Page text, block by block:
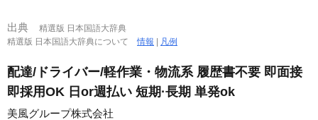
出典
精選版 日本国語大辞典
精選版 日本国語大辞典について情報 | 凡例
配達/ドライバー/軽作業・物流系 履歴書不要 即面接
即採用OK 日or週払い 短期·長期 単発ok
美風グループ株式会社